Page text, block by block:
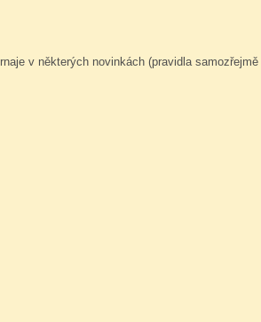
v některých novinkách (pravidla samozřejmě